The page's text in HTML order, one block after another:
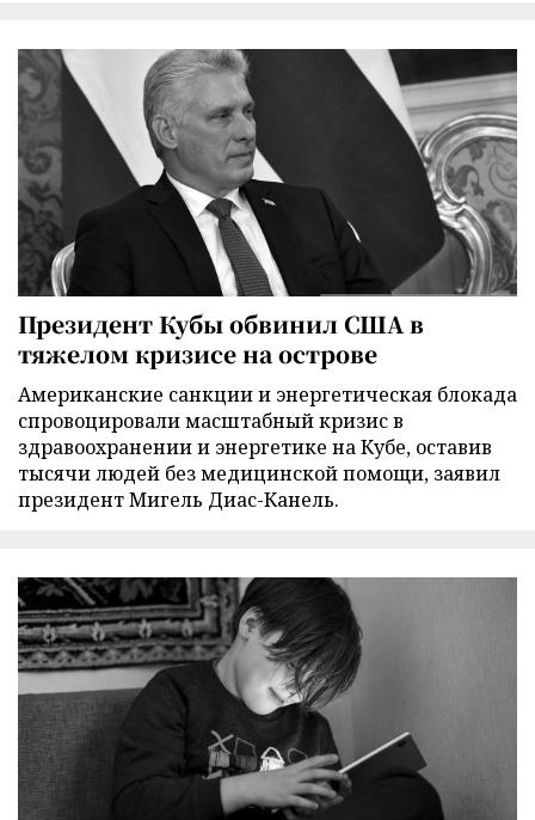
Президент Кубы обвинил США в
тяжелом кризисе на острове
Американские санкции и энергетическая блокада
спровоцировали масштабный кризис в
здравоохранении и энергетике на Кубе, оставив
тысячи людей без медицинской помощи, заявил
президент Мигель Диас-Канель.